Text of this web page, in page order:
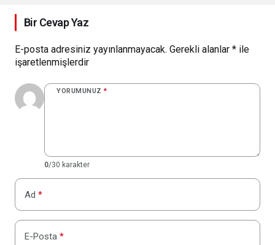
Bir Cevap Yaz
E-posta adresiniz yayınlanmayacak. Gerekli alanlar * ile
işaretlenmişlerdir
YORUMUNUZ *
0/30 karakter
Ad *
E-Posta *